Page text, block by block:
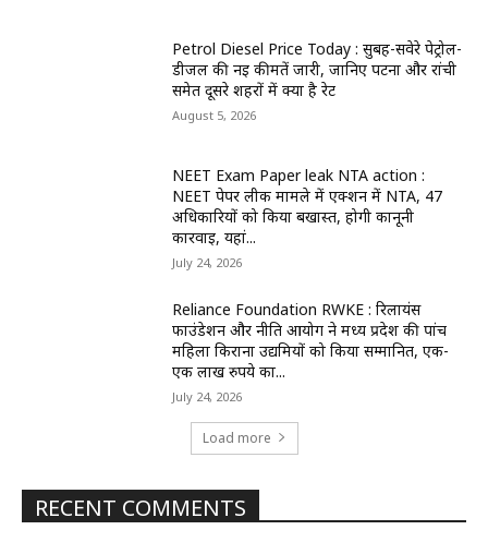
Petrol Diesel Price Today : सुबह-सवेरे पेट्रोल-
डीजल की नई कीमतें जारी, जानिए पटना और रांची
समेत दूसरे शहरों में क्या है रेट
August 5, 2026
NEET Exam Paper leak NTA action :
NEET पेपर लीक मामले में एक्शन में NTA, 47
अधिकारियों को किया बर्खास्त, होगी कानूनी
कार्रवाई, यहां...
July 24, 2026
Reliance Foundation RWKE : रिलायंस
फाउंडेशन और नीति आयोग ने मध्य प्रदेश की पांच
महिला किराना उद्यमियों को किया सम्मानित, एक-
एक लाख रुपये का...
July 24, 2026
Load more
RECENT COMMENTS